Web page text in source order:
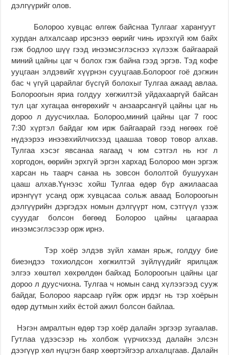
дэлгүүрийг олов.
Болороо хувцас өлгөж байснаа Тулгааг харангуут
хурдан алхалсаар ирсэнээ өөрийг чинь ирэхгүй юм байх
гэж бодлоо шүү гээд инээмсэглэснээ хүлээж байгаарай
миний цайны цаг ч болох гэж байна гээд эргэв. Тэд кофе
ууцгаан элдэвийг хүүрнэн сууцгаав.Болороог гоё дэгжин
бас ч үгүй царайлаг бүсгүй болохыг Тулгаа ажаад авлаа.
Болороогын яриа голдуу хөгжилтэй уйдахааргүй байсан
тул цаг хугацаа өнгөрөхийг ч анзаарсангүй цайны цаг нь
дороо л дуусчихлаа. Болороо,миний цайны цаг 7 гоос
7:30 хүртэл байдаг юм ирж байгаарай гээд нөгөөх гоё
нүдээрээ инээвхийлчихээд цаашаа товор товор алхав.
Тулгаа хэсэг явсанаа яагаад ч юм сэтгэл нь нэг л
хоргодон, өөрийн эрхгүй эргэн хархад Болороо мөн эргэж
харсан нь таарч санаа нь зовсон бололтой бушуухан
цааш алхав.Үүнээс хойш Тулгаа өдөр бүр ажилаасаа
ирэнгүүт усанд орж xувцасаа сольж аваад Болороогын
дэлгүүрийн дэргэдэх номын дэлгүүрт ном, сэтгүүл үзэж
сууудаг болсон бөгөөд Болороо цайны цагаараа
инээмсэглэсээр орж ирнэ.
Тэр хоёр элдэв зүйл хаман ярьж, голдуу бие
биеэндээ тохиолдсон хөгжилтэй зүйлүүдийг ярилцаж
элгээ хөштөл хөхрөлдөн байхад Болороогын цайны цаг
дороо л дуусчихна. Тулгаа ч номын санд хүлээгээд сууж
байдаг, Болороо яарсаар гүйж орж ирдэг нь тэр хоёрын
өдөр дутмын хийх ёстой ажил болсон байлаа.
Нэгэн амралтын өдөр тэр хоёр далайн эргээр зугаалав.
Гутлаа үдээсээр нь холбож үүрчихээд далайн элсэн
дээгүүр хөл нүцгэн баяр хөөртэйгээр алхалцгаав. Далайн